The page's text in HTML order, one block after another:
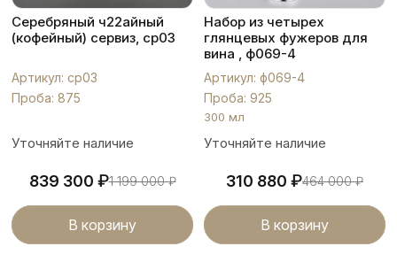
Серебряный ч22айный
(кофейный) сервиз, ср03
Артикул: ср03
Проба: 875
Уточняйте наличие
839 300 ₽1 199 000₽
В корзину
Набор из четырех
глянцевых фужеров для
вина , ф069-4
Артикул: ф069-4
Проба: 925
300 мл
Уточняйте наличие
310 880 ₽464 000₽
В корзину